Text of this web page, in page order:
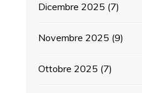
Dicembre 2025 (7)
Novembre 2025 (9)
Ottobre 2025 (7)